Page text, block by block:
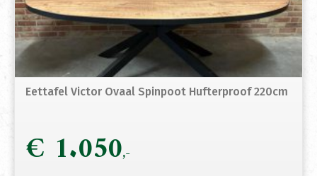
Eettafel Victor Ovaal Spinpoot Hufterproof 220cm
€ 1.050